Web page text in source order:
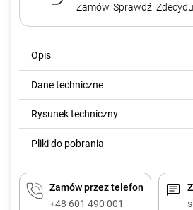
Zamów. Sprawdź.
Opis
Dane techniczne
Rysunek techniczny
Pliki do pobrania
Zamów przez telefon
+48 601 490 001